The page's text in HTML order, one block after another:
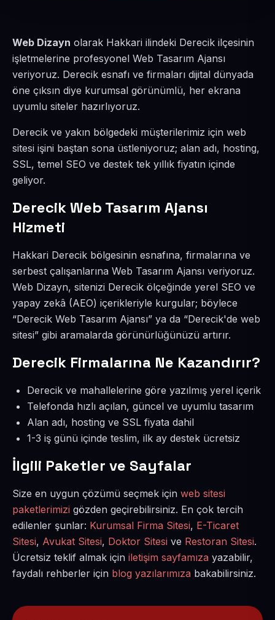
Web Dizayn olarak Hakkari ilindeki Derecik ilçesinin
işletmelerine profesyonel Web Tasarım Ajansı
veriyoruz. Derecik esnafı ve firmaları dijital dünyada
öne çıksın diye kurumsal görünümlü, her ekrana
uyumlu siteler hazırlıyoruz.
Derecik ve yakın bölgedeki müşterilerimiz için web
sitesi işini baştan sona üstleniyoruz; alan adı, hosting,
SSL, temel SEO ve destek tek yıllık fiyatın içinde
geliyor.
Derecik Web Tasarım Ajansı
Hizmeti
Hakkari Derecik bölgesinin esnafına, firmalarına ve
serbest çalışanlarına Web Tasarım Ajansı veriyoruz.
Web Dizayn, sitenizi Derecik ölçeğinde yerel SEO ve
yapay zekâ (AEO) içerikleriyle kurgular; böylece
“Derecik Web Tasarım Ajansı” ya da “Derecik'de web
sitesi” gibi aramalarda görünürlüğünüzü artırır.
Derecik Firmalarına Ne Kazandırır?
Derecik ve mahallelerine göre yazılmış yerel içerik
Telefonda hızlı açılan, güncel ve uyumlu tasarım
Alan adı, hosting ve SSL fiyata dahil
1-3 iş günü içinde teslim, ilk ay destek ücretsiz
İlgili Paketler ve Sayfalar
Size en uygun çözümü seçmek için web sitesi
paketlerimizi gözden geçirebilirsiniz. En çok tercih
edilenler şunlar: Kurumsal Firma Sitesi, E-Ticaret
Sitesi, Avukat Sitesi, Doktor Sitesi ve Restoran Sitesi.
Ücretsiz teklif almak için iletişim sayfamıza yazabilir,
faydalı rehberler için blog yazılarımıza bakabilirsiniz.